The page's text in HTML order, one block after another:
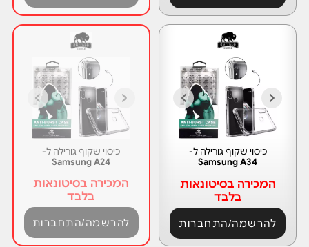
כיסוי שקוף גורילה ל-
Samsung A34
המכירה בסיטונאות
בלבד
להרשמה/התחברות
כיסוי שקוף גורילה ל-
Samsung A24
המכירה בסיטונאות
בלבד
להרשמה/התחברות